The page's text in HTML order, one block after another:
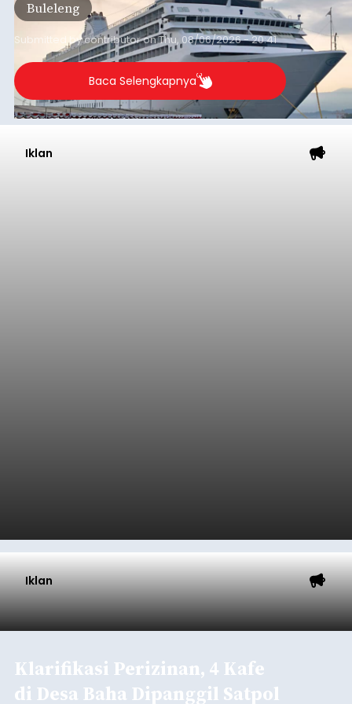
dibandingkan periode yang sama tahun lalu
yang tercatat sebesar 1,32 juta GT.
Buleleng
Submitted bycontributoronThu, 08/06/2026 - 20:41
Baca Selengkapnya
Iklan
Iklan
Klarifikasi Perizinan, 4 Kafe
di Desa Baha Dipanggil Satpol